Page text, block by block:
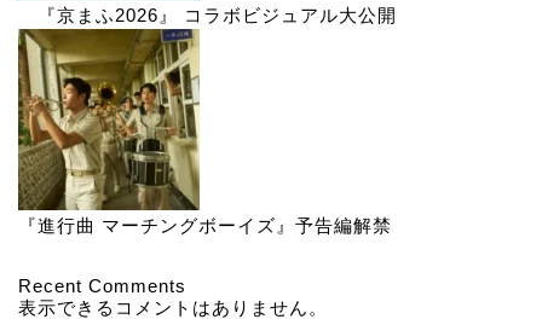
『京まふ2026』 コラボビジュアル大公開
『進行曲 マーチングボーイズ』予告編解禁
Recent Comments
表示できるコメントはありません。